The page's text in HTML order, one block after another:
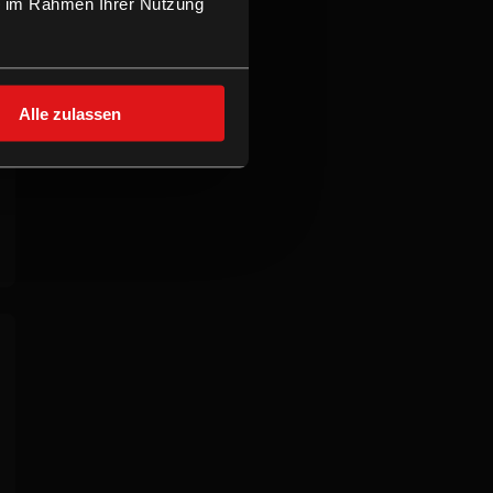
Alle zulassen